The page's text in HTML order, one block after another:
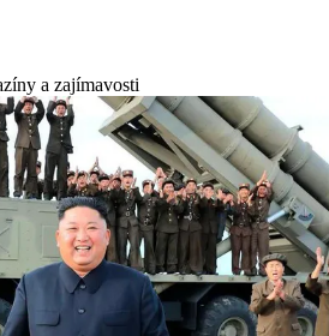
a zajímavosti